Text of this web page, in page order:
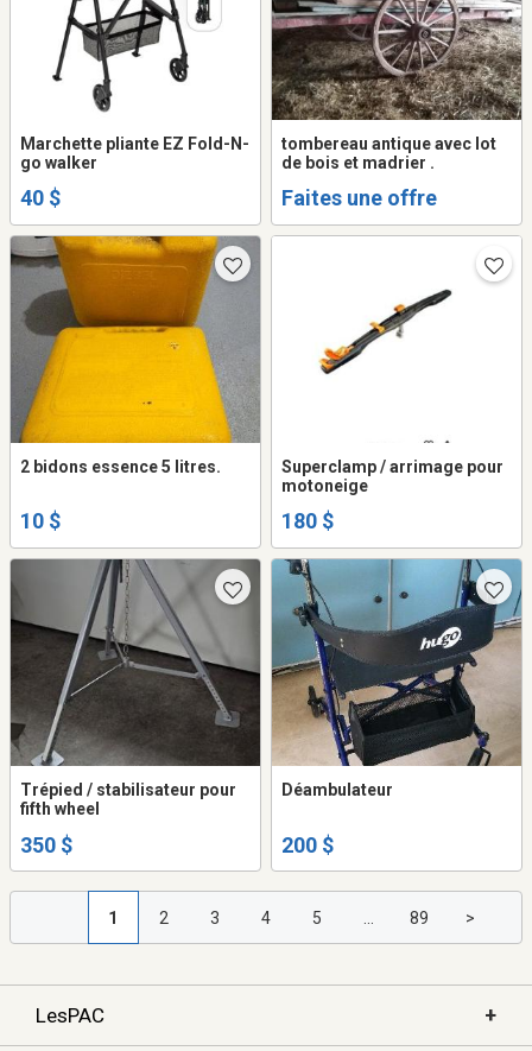
Marchette pliante EZ Fold-N-
go walker
40 $
tombereau antique avec lot
de bois et madrier .
Faites une offre
2 bidons essence 5 litres.
10 $
Superclamp / arrimage pour
motoneige
180 $
Trépied / stabilisateur pour
fifth wheel
350 $
Déambulateur
200 $
1 2 3 4 5 89 >
LesPAC +